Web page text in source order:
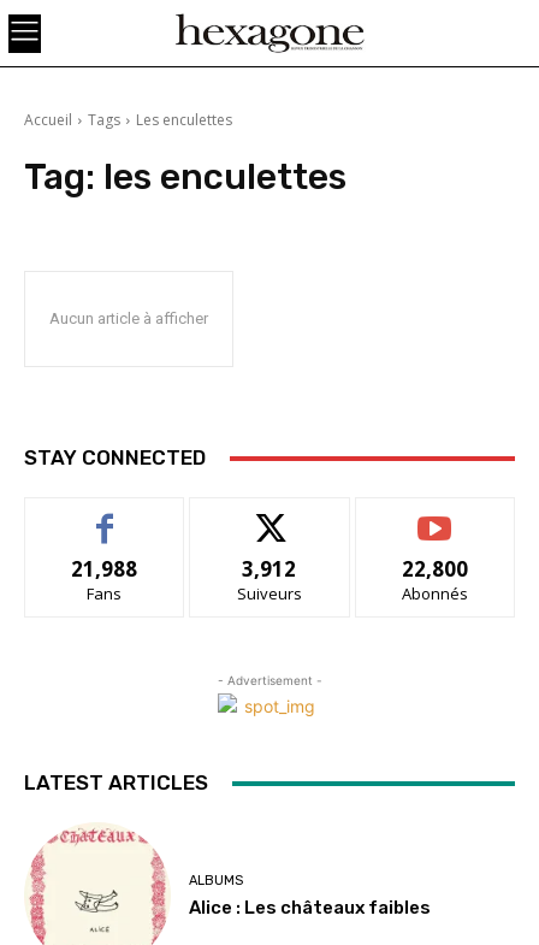
Accueil Tags Les enculettes
Tag: les enculettes
Aucun article à afficher
STAY CONNECTED
21,988
Fans
3,912
Suiveurs
22,800
Abonnés
- Advertisement -
LATEST ARTICLES
ALBUMS
Alice : Les châteaux faibles